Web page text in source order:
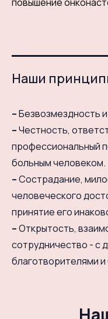
Наши
–Безвозмездность
–Честность,
профессиональный
больным человеком.
–Сострадание,
человеческого
принятие его
–Открытость,
сотрудничество - с
благотворителями